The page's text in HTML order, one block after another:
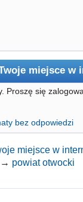
miejsce w
Proszę się
bez odpowiedzi
miejsce w
→ powiat otwocki